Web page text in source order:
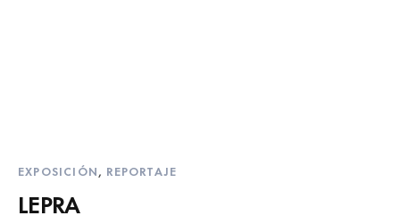
EXPOSICIÓN, REPORTAJE
LEPRA